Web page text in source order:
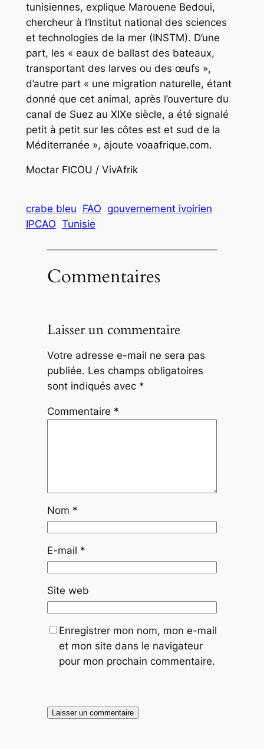
tunisiennes, explique Marouene Bedoui,
chercheur à l’Institut national des sciences
et technologies de la mer (INSTM). D’une
part, les « eaux de ballast des bateaux,
transportant des larves ou des œufs »,
d’autre part « une migration naturelle, étant
donné que cet animal, après l’ouverture du
canal de Suez au XIXe siècle, a été signalé
petit à petit sur les côtes est et sud de la
Méditerranée », ajoute voaafrique.com.
Moctar FICOU / VivAfrik
crabe bleu FAO gouvernement ivoirien
IPCAO Tunisie
Commentaires
Laisser un commentaire
Votre adresse e-mail ne sera pas
publiée. Les champs obligatoires
sont indiqués avec *
Commentaire *
Nom *
E-mail *
Site web
Enregistrer mon nom, mon e-mail
et mon site dans le navigateur
pour mon prochain commentaire.